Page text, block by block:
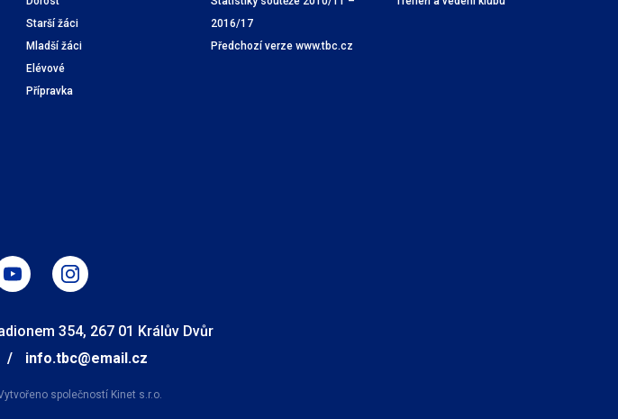
Starší žáci
Mladší žáci
Elévové
Přípravka
2016/17
Předchozí verze www.tbc.cz
354, 267 01 Králův Dvůr
/ info.tbc@email.cz
společností Kinet s.r.o.